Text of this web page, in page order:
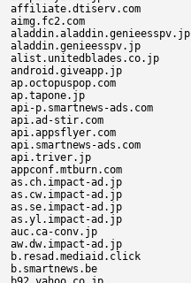
affiliate.dtiserv.com
aimg.fc2.com
aladdin.aladdin.genieesspv.jp
aladdin.genieesspv.jp
alist.unitedblades.co.jp
android.giveapp.jp
ap.octopuspop.com
ap.tapone.jp
api-p.smartnews-ads.com
api.ad-stir.com
api.appsflyer.com
api.smartnews-ads.com
api.triver.jp
appconf.mtburn.com
as.ch.impact-ad.jp
as.cw.impact-ad.jp
as.se.impact-ad.jp
as.yl.impact-ad.jp
auc.ca-conv.jp
aw.dw.impact-ad.jp
b.resad.mediaid.click
b.smartnews.be